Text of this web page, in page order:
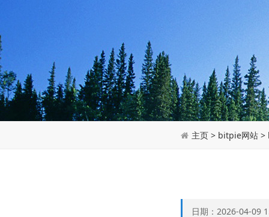
主页 > bitpie网站 >
日期：2026-04-09